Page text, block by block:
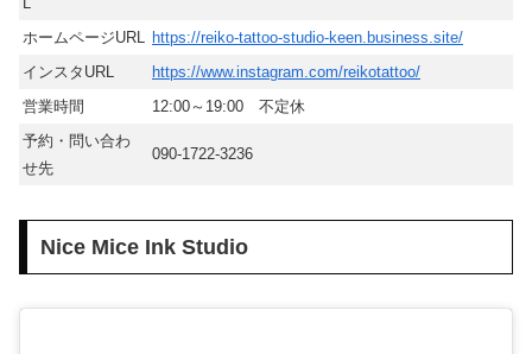
ホームページURL https://reiko-tattoo-studio-keen.business.site/
インスタURL
https://www.instagram.com/reikotattoo/
営業時間
12:00～19:00 不定休
予約・問い合わ
せ先
090-1722-3236
Nice Mice Ink Studio